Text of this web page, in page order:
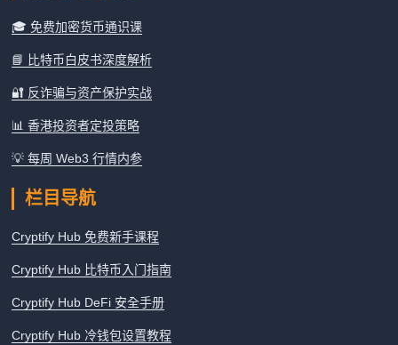
🎓 免费加密货币通识课
📘 比特币白皮书深度解析
🔐 反诈骗与资产保护实战
📊 香港投资者定投策略
💡 每周 Web3 行情内参
栏目导航
Cryptify Hub 免费新手课程
Cryptify Hub 比特币入门指南
Cryptify Hub DeFi 安全手册
Cryptify Hub 冷钱包设置教程